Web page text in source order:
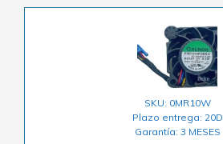
SKU: 0MR10W
Plazo entrega: 20D
Garantía: 3 MESES